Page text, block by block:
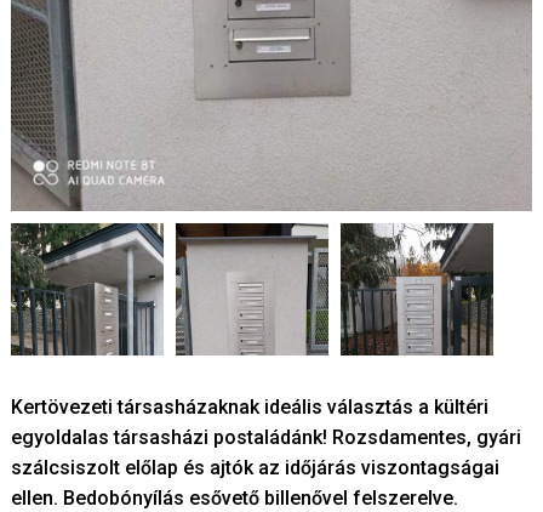
Kertövezeti társasházaknak ideális választás a kültéri
egyoldalas társasházi postaládánk! Rozsdamentes, gyári
szálcsiszolt előlap és ajtók az időjárás viszontagságai
ellen. Bedobónyílás esővető billenővel felszerelve.